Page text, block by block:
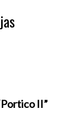
II”